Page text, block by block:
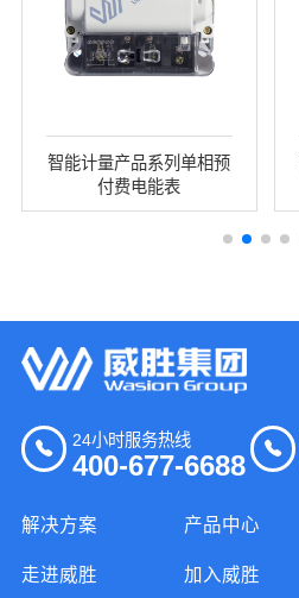
智能计量产品系列单相预
付费电能表
24小时服务热线
400-677-6688
解决方案 产品中心
走进威胜 加入威胜